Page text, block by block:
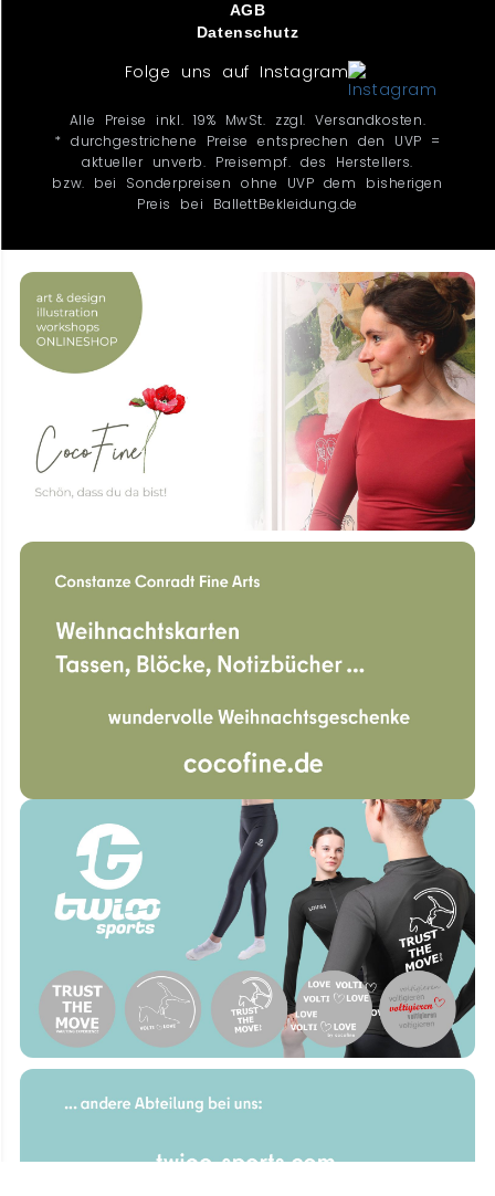
AGB
Datenschutz
Folge uns auf Instagram
Alle Preise inkl. 19% MwSt. zzgl. Versandkosten.
* durchgestrichene Preise entsprechen den UVP =
aktueller unverb. Preisempf. des Herstellers.
bzw. bei Sonderpreisen ohne UVP dem bisherigen
Preis bei BallettBekleidung.de